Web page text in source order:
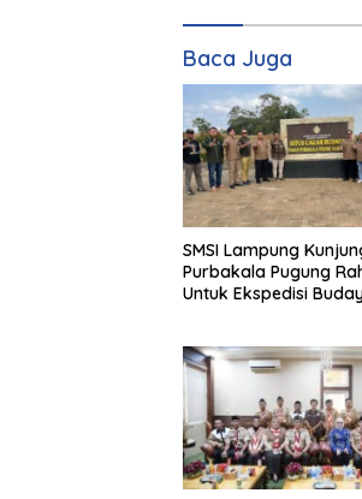
Baca Juga
SMSI Lampung
Purbakala Pugung
Untuk Ekspedisi